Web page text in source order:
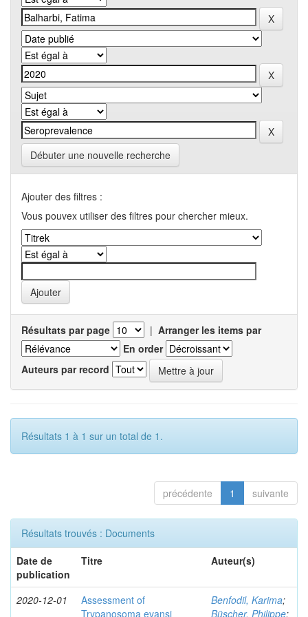
Débuter une nouvelle recherche
Ajouter des filtres :
Vous pouvex utiliser des filtres pour chercher mieux.
Résultats par page | Arranger les items par
En order
Auteurs par record
Résultats 1 à 1 sur un total de 1.
précédente 1 suivante
Résultats trouvés : Documents
Date de
publication
Titre Auteur(s)
2020-12-01
Assessment of
Trypanosoma evansi
Benfodil, Karima;
Büscher, Philippe;